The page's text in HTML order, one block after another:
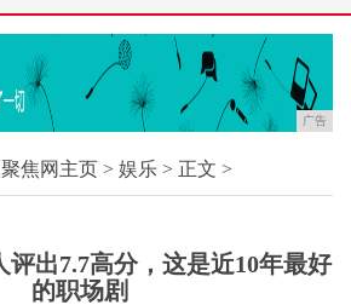
广告
焦网主页 > 娱乐 > 正文 >
评出7.7高分，这是近10年最好
的职场剧